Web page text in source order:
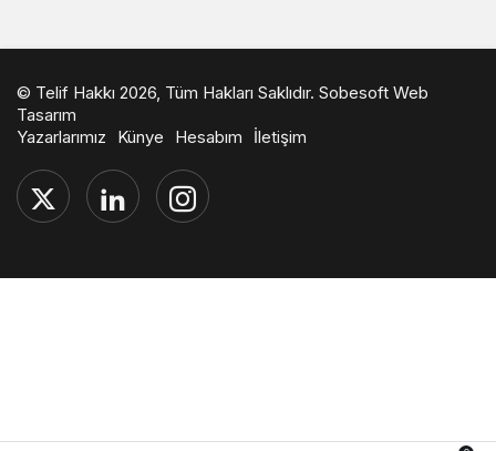
© Telif Hakkı 2026, Tüm Hakları Saklıdır. Sobesoft Web
Tasarım
Yazarlarımız
Künye Hesabım İletişim